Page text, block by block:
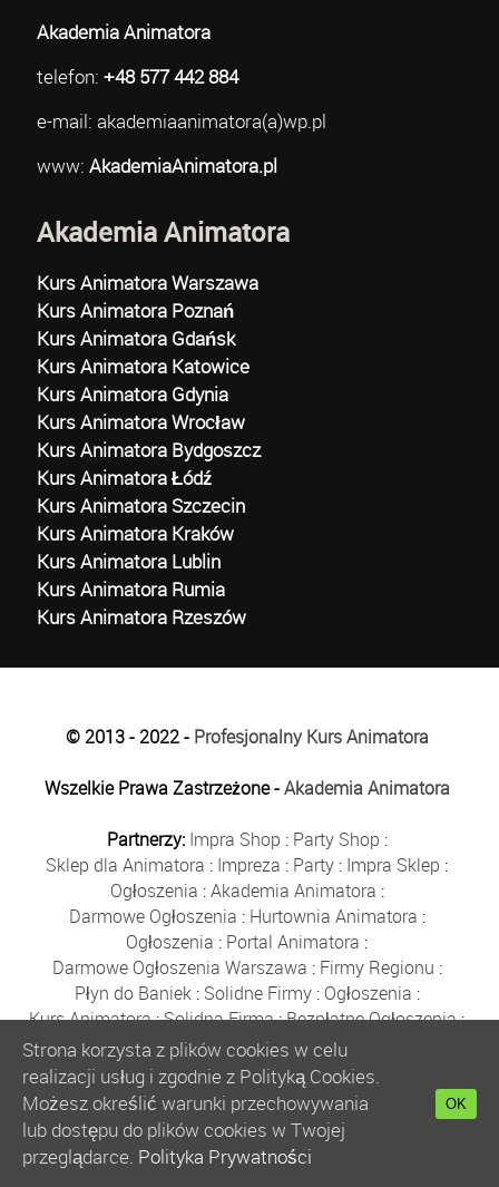
Akademia Animatora
telefon: +48 577 442 884
e-mail: akademiaanimatora(a)wp.pl
www: AkademiaAnimatora.pl
Akademia Animatora
Kurs Animatora Warszawa
Kurs Animatora Poznań
Kurs Animatora Gdańsk
Kurs Animatora Katowice
Kurs Animatora Gdynia
Kurs Animatora Wrocław
Kurs Animatora Bydgoszcz
Kurs Animatora Łódź
Kurs Animatora Szczecin
Kurs Animatora Kraków
Kurs Animatora Lublin
Kurs Animatora Rumia
Kurs Animatora Rzeszów
© 2013 - 2022 - Profesjonalny Kurs Animatora
Wszelkie Prawa Zastrzeżone -Akademia Animatora
Partnerzy: Impra Shop : Party Shop :
Sklep dla Animatora : Impreza : Party : Impra Sklep :
Ogłoszenia :Akademia Animatora :
Darmowe Ogłoszenia : Hurtownia Animatora :
Ogłoszenia : Portal Animatora :
Darmowe Ogłoszenia Warszawa : Firmy Regionu :
Płyn do Baniek: Solidne Firmy: Ogłoszenia :
Kurs Animatora:Solidna Firma:Bezpłatne Ogłoszenia:
Animator Czasu Wolnego:
Bezpłatne Ogłoszenia Warszawa:sklep animatora
Bańki Mydlane:Bezpłatne Ogłoszenia
Szkolenie Animatorów:Kurs Animatora
:
Kurs Animatora Warszawa :Rumia
Kurs Animatora Poznań:
Strona korzysta z plików cookies w celu
realizacji usług i zgodnie z Polityką Cookies.
Możesz określić warunki przechowywania
lub dostępu do plików cookies w Twojej
przeglądarce. Polityka Prywatności
OK